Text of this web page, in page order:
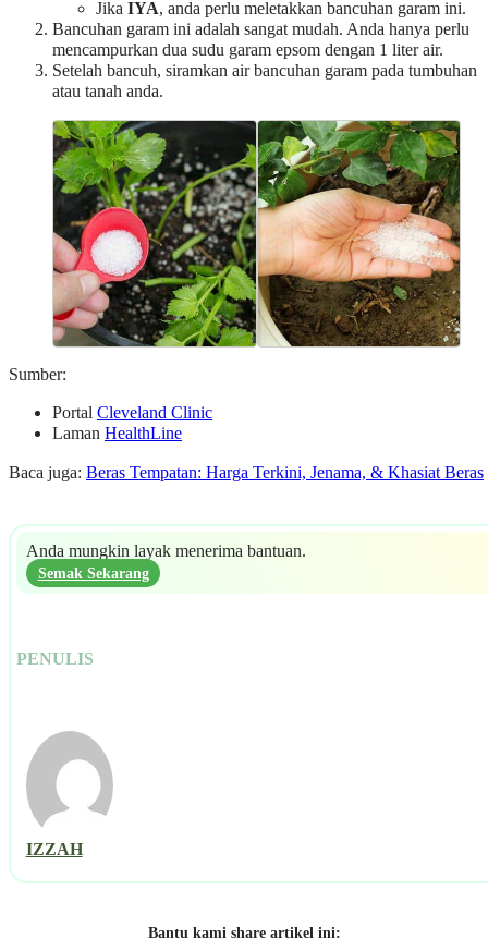
Jika IYA, anda perlu meletakkan bancuhan garam ini.
Bancuhan garam ini adalah sangat mudah. Anda hanya perlu
mencampurkan dua sudu garam epsom dengan 1 liter air.
Setelah bancuh, siramkan air bancuhan garam pada tumbuhan
atau tanah anda.
Sumber:
Portal Cleveland Clinic
Laman HealthLine
Baca juga: Beras Tempatan: Harga Terkini, Jenama, & Khasiat Beras
Anda mungkin layak menerima bantuan.
Semak Sekarang
PENULIS
IZZAH
Bantu kami share artikel ini: